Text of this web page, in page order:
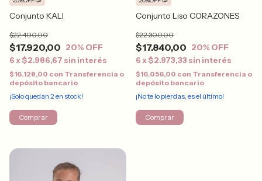
Conjunto KALI
$17.920,00
$22.400,00
20% OFF
6 x$2.986,67 sin interés
$16.128,00 con Transferencia o
depósito bancario
¡Solo quedan 2 en stock!
Comprar
Conjunto Liso CORAZONES
$17.840,00
$22.300,00
20% OFF
6 x$2.973,33 sin interés
$16.056,00 con Transferencia o
depósito bancario
¡No te lo pierdas, es el último!
Comprar